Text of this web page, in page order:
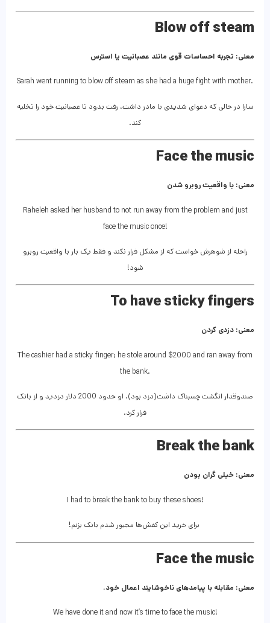
Blow off steam
معنی: تجربه احساسات قوی مانند عصبانیت یا استرس
Sarah went running to blow off steam as she had a huge fight with mother.
سارا در حالی که دعوای شدیدی با مادر داشت، رفت بدود تا عصبانیت خود را تخلیه
کند.
Face the music
معنی: با واقعیت روبرو شدن
Raheleh asked her husband to not run away from the problem and just
face the music once!
راحله از شوهرش خواست که از مشکل فرار نکند و فقط یک بار با واقعیت روبرو
شود!
To have sticky fingers
معنی: دزدی کردن
The cashier had a sticky finger; he stole around $2000 and ran away from
the bank.
صندوقدار انگشت چسبناک داشت(دزد بود). او حدود 2000 دلار دزدید و از بانک
فرار کرد.
Break the bank
معنی: خیلی گران بودن
I had to break the bank to buy these shoes!
برای خرید این کفش‌ها مجبور شدم بانک بزنم!
Face the music
معنی: مقابله با پیامدهای ناخوشایند اعمال خود.
We have done it and now it’s time to face the music!